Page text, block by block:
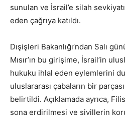
sunulan ve İsrail’e silah
eden çağrıya katıldı.
Dışişleri Bakanlığı’ndan Salı
Mısır’ın bu girişime, İsrail’in
hukuku ihlal eden eylemlerini
uluslararası çabaların bir
belirtildi. Açıklamada ayrıca,
sona erdirilmesi ve sivillerin